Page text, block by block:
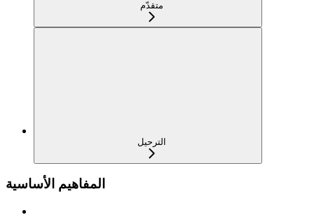
متقدّم
الترحيل
المفاهيم الأساسية